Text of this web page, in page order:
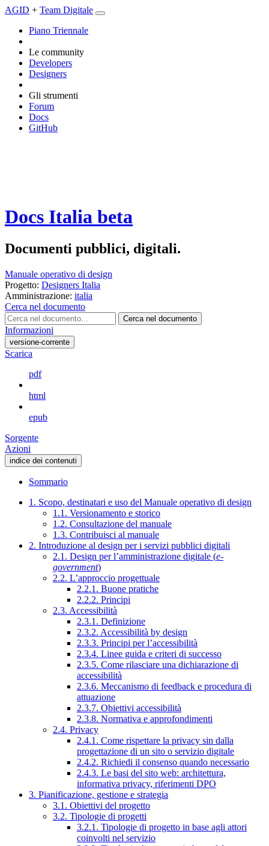
AGID + Team Digitale
Piano Triennale
Le community
Developers
Designers
Gli strumenti
Forum
Docs
GitHub
Docs Italia beta
Documenti pubblici, digitali.
Manuale operativo di design
Progetto: Designers Italia
Amministrazione: italia
Cerca nel documento
Cerca nel documento
Informazioni
versione-corrente
Scarica
pdf
html
epub
Sorgente
Azioni
indice dei contenuti
Sommario
1. Scopo, destinatari e uso del Manuale operativo di design
1.1. Versionamento e storico
1.2. Consultazione del manuale
1.3. Contribuisci al manuale
2. Introduzione al design per i servizi pubblici digitali
2.1. Design per l’amministrazione digitale (e-
government)
2.2. L’approccio progettuale
2.2.1. Buone pratiche
2.2.2. Principi
2.3. Accessibilità
2.3.1. Definizione
2.3.2. Accessibilità by design
2.3.3. Principi per l’accessibilità
2.3.4. Linee guida e criteri di successo
2.3.5. Come rilasciare una dichiarazione di
accessibilità
2.3.6. Meccanismo di feedback e procedura di
attuazione
2.3.7. Obiettivi accessibilità
2.3.8. Normativa e approfondimenti
2.4. Privacy
2.4.1. Come rispettare la privacy sin dalla
progettazione di un sito o servizio digitale
2.4.2. Richiedi il consenso quando necessario
2.4.3. Le basi del sito web: architettura,
informativa privacy, riferimenti DPO
3. Pianificazione, gestione e strategia
3.1. Obiettivi del progetto
3.2. Tipologie di progetti
3.2.1. Tipologie di progetto in base agli attori
coinvolti nel servizio